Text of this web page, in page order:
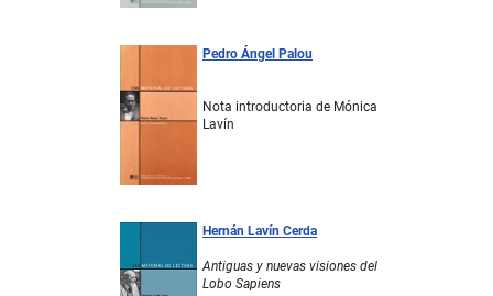
Pedro Ángel Palou
Nota introductoria de Mónica
Lavín
Hernán Lavín Cerda
Antiguas y nuevas visiones del
Lobo Sapiens